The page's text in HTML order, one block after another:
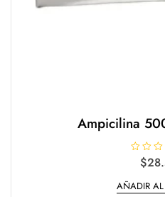
Ampicilina
o
r
$
AÑADIR AL